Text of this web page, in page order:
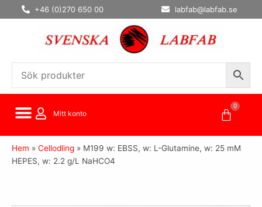
Hoppa
till
+46 (0)270 650 00 labfab@labfab.se
Mitt konto
0
Hem » Cellodling » M199 w: EBSS, w: L-Glutamine, w: 25 mM
HEPES, w: 2.2 g/L NaHCO4